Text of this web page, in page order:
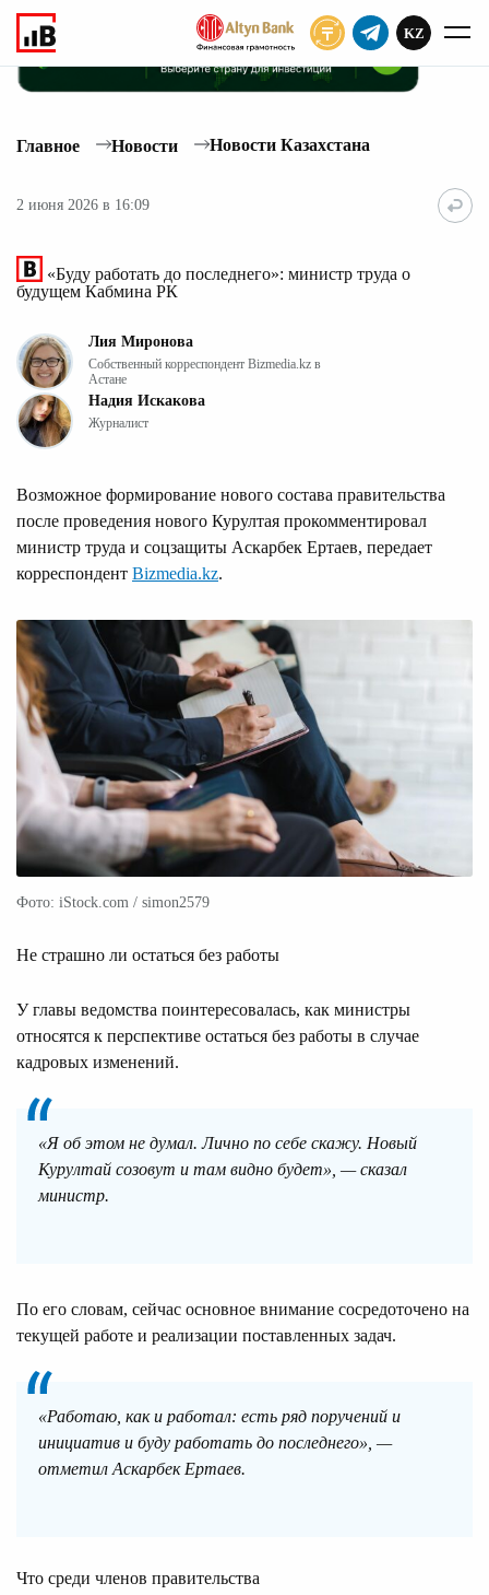
KZ
Главное Новости Новости Казахстана
2 июня 2026 в 16:09
«Буду работать до последнего»: министр труда о
будущем Кабмина РК
Лия Миронова
Собственный корреспондент Bizmedia.kz в
Астане
Надия Искакова
Журналист
Возможное формирование нового состава правительства
после проведения нового Курултая прокомментировал
министр труда и соцзащиты Аскарбек Ертаев, передает
корреспондент Bizmedia.kz.
Фото: iStock.com / simon2579
Не страшно ли остаться без работы
У главы ведомства поинтересовалась, как министры
относятся к перспективе остаться без работы в случае
кадровых изменений.
«Я об этом не думал. Лично по себе скажу. Новый
Курултай созовут и там видно будет», — сказал
министр.
По его словам, сейчас основное внимание сосредоточено на
текущей работе и реализации поставленных задач.
«Работаю, как и работал: есть ряд поручений и
инициатив и буду работать до последнего», —
отметил Аскарбек Ертаев.
Что среди членов правительства